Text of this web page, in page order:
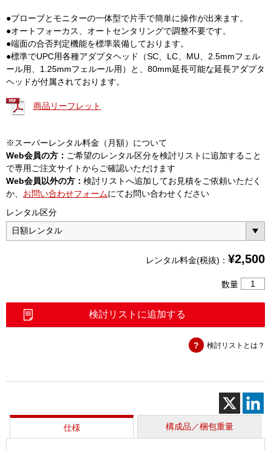
●プローブとモニターの一体型で片手で簡単に操作が出来ます。
●オートフォーカス、オートセンタリングで調整不要です。
●端面の合否判定機能を標準装備しております。
●標準でUPC用各種アダプタヘッド（SC、LC、MU、2.5mmフェル
ール用、1.25mmフェルール用）と、80mm延長可能な延長アダプタ
ヘッドが付属されております。
商品リーフレット
※スーパーレンタル料金（月額）について
Web会員の方： ご希望のレンタル区分を検討リストに追加すること
で専用ご注文サイトからご確認いただけます
Web会員以外の方： 検討リストへ追加してお見積をご依頼いただく
か、 お問い合わせフォームにてお問い合わせください
レンタル区分
レンタル料金(税抜)： ¥2,500
数量
端
査
装
置
Flex2）
検討リストに追加する
検討リストとは？
仕様 構成品／梱包重量